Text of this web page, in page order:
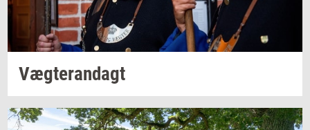
Væg­te­ran­dagt